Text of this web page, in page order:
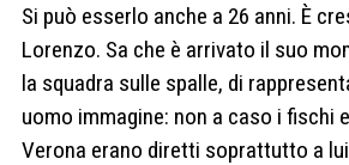
Si può esserlo anche a 26 anni. È
Lorenzo. Sa che è arrivato il suo
la squadra sulle spalle, di
uomo immagine: non a caso i fischi
Verona erano diretti soprattutto a